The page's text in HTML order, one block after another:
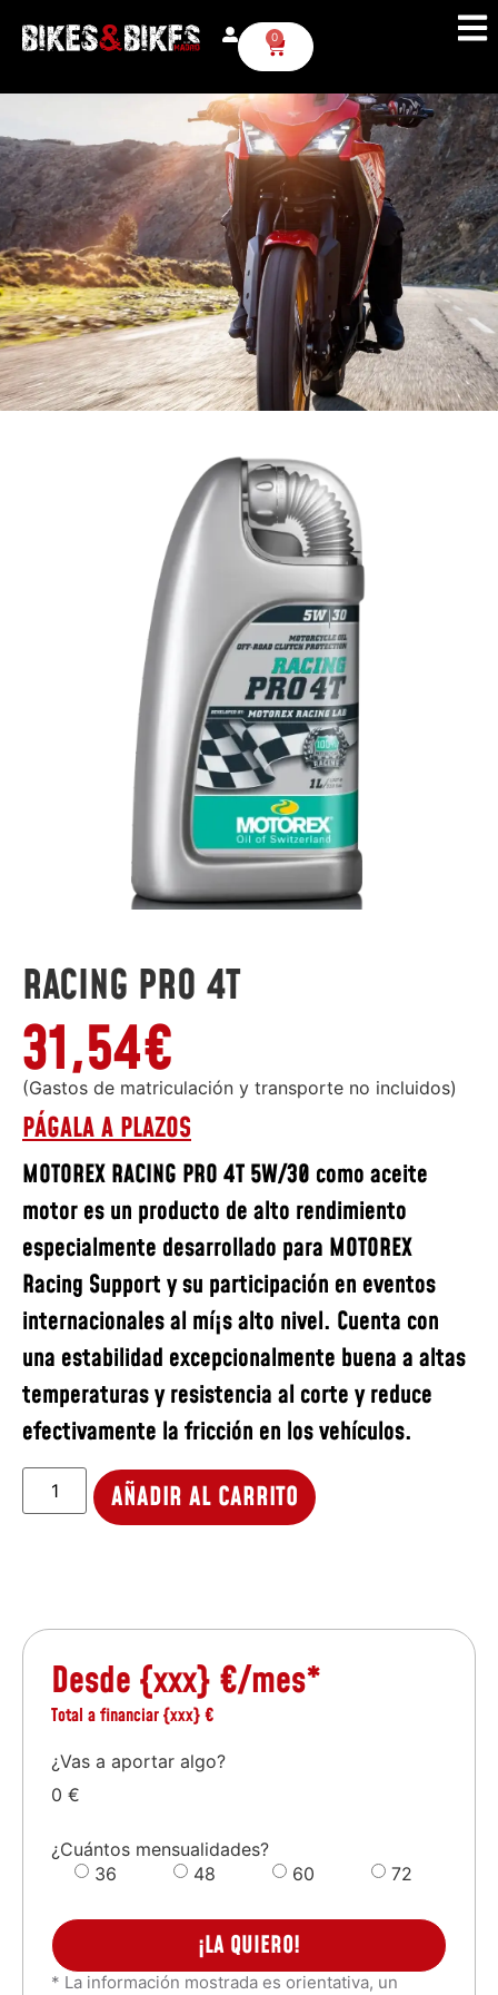
0
RACING PRO 4T
RACING PRO 4T
31,54€
(Gastos de matriculación y transporte no incluidos)
PÁGALA A PLAZOS
MOTOREX RACING PRO 4T 5W/30 como aceite
motor es un producto de alto rendimiento
especialmente desarrollado para MOTOREX
Racing Support y su participación en eventos
internacionales al mí¡s alto nivel. Cuenta con
una estabilidad excepcionalmente buena a altas
temperaturas y resistencia al corte y reduce
efectivamente la fricción en los vehí­culos.
AÑADIR AL CARRITO
Desde {xxx} €/mes*
Total a financiar{xxx}€
¿Vas a aportar algo?
0 €
¿Cuántos mensualidades?
36
48 60 72
¡LA QUIERO!
* La información mostrada es orientativa, un